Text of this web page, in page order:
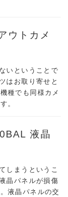
ウトカメ
いということで
はお取り寄せと
種でも同様カメ
。
液晶
しまうというこ
晶パネルが損傷
液晶パネルの交